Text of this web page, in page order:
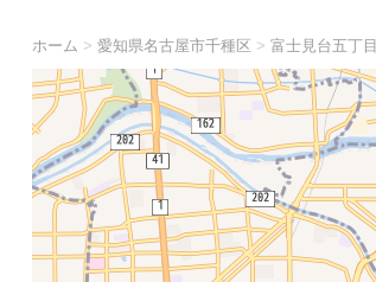
ホーム > 愛知県名古屋市千種区 > 富士見台五丁目